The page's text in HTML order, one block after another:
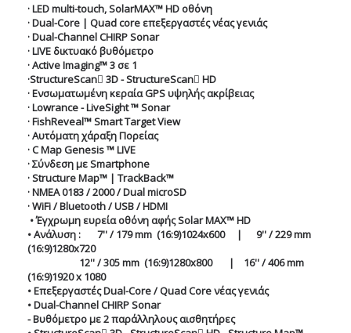
·LEDmulti-touch,SolarMAX™HD οθόνη
·Dual-Core | Quadcore επεξεργαστές νέας γενιάς
·Dual-ChannelCHIRPSonar
·LIVE δικτυακό βυθόμετρο
·ActiveImaging™ 3 σε 1
·StructureScan 3D-StructureScan HD
· Ενσωματωμένη κεραίαGPSυψηλής ακρίβειας
·Lowrance-LiveSight™Sonar
·FishReveal™SmartTargetView
· Αυτόματη χάραξη Πορείας
·CMap Genesis™LIVE
· Σύνδεση μεSmartphone
·StructureMap™ | TrackBack™
·NMEA0183 / 2000 /DualmicroSD
·WiFi/Bluetooth/USB/HDMI
•Έγχρωμη ευρεία οθόνη αφήςSolar MAX™ HD
•Ανάλυση : 7'' / 179 mm (16:9)1024x600 | 9'' / 229 mm
(16:9)1280x720
12'' / 305 mm (16:9)1280x800 | 16'' / 406 mm
(16:9)1920 x 1080
•ΕπεξεργαστέςDual-Core / Quad Coreνέαςγενιάς
• Dual-Channel CHIRP Sonar
-Βυθόμετρομε2παράλληλους αισθητήρες